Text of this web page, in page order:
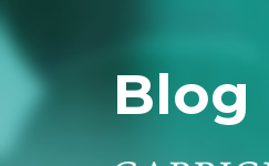
Blog